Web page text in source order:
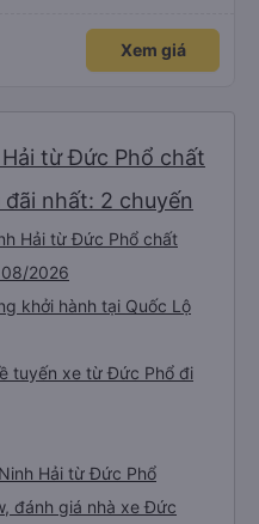
ấy liên hệ sđt của mình, mình hỗ
16/1. À các bạn nữ lễ tân xinh
xong còn note là (một mình) yêu
Xem giá
từ Đức Phổ chất
nhất: 2 chuyến
Hải từ Đức Phổ chất
2026
khởi hành tại Quốc Lộ
tuyến xe từ Đức Phổ đi
Hải từ Đức Phổ
đánh giá nhà xe Đức